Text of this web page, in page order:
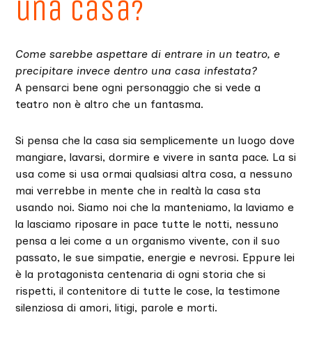
una casa?
Come sarebbe aspettare di entrare in un teatro, e
precipitare invece dentro una casa infestata?
A pensarci bene ogni personaggio che si vede a
teatro non è altro che un fantasma.
Si pensa che la casa sia semplicemente un luogo dove
mangiare, lavarsi, dormire e vivere in santa pace. La si
usa come si usa ormai qualsiasi altra cosa, a nessuno
mai verrebbe in mente che in realtà la casa sta
usando noi. Siamo noi che la manteniamo, la laviamo e
la lasciamo riposare in pace tutte le notti, nessuno
pensa a lei come a un organismo vivente, con il suo
passato, le sue simpatie, energie e nevrosi. Eppure lei
è la protagonista centenaria di ogni storia che si
rispetti, il contenitore di tutte le cose, la testimone
silenziosa di amori, litigi, parole e morti.